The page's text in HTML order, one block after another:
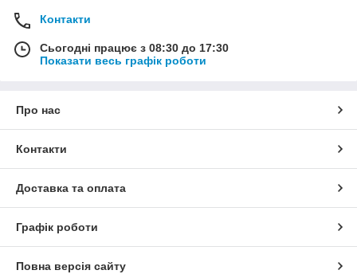
Контакти
Сьогодні працює з 08:30 до 17:30
Показати весь графік роботи
Про нас
Контакти
Доставка та оплата
Графік роботи
Повна версія сайту